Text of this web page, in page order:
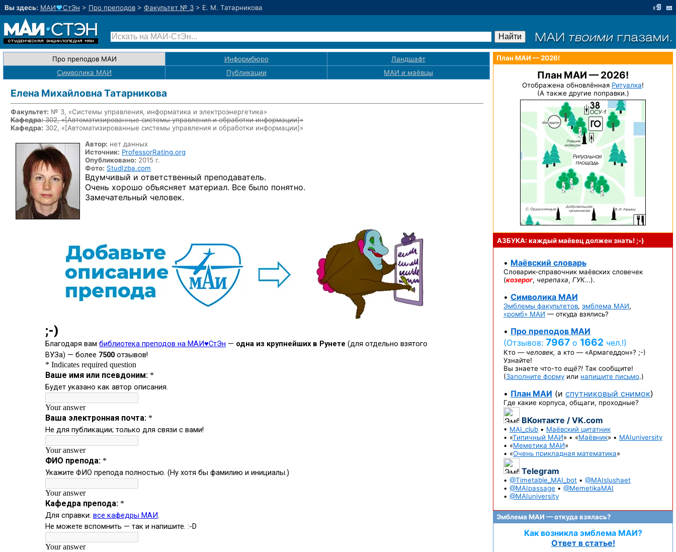
Вы здесь: МАИ♥СтЭн > Про преподов > Факультет № 3 > Е. М. Татарникова
Про преподов МАИ Информбюро
Ландшафт
Символика МАИ
Публикации МАИ и маёвцы
Елена Михайловна Татарникова
Факультет: № 3, «Системы управления, информатика и электроэнергетика»
Кафедра:302, «[Автоматизированные системы управления и обработки информации]»
Кафедра: 302, «[Автоматизированные системы управления и обработки информации]»
Автор: нет данных
Источник: ProfessorRating.org
Опубликовано: 2015 г.
Фото: StudIzba.com
Вдумчивый и ответственный преподаватель.
Очень хорошо объясняет материал. Все было понятно.
Замечательный человек.
План МАИ — 2026!
План МАИ — 2026!
Отображена обновлённая Ритуалка!
(А также другие поправки.)
АЗБУКА: каждый маёвец должензнать! ;-)
• Маёвский словарь
Словарик-справочник маёвских словечек
(козерог, черепаха, ГУК…).
• Символика МАИ
Эмблемы факультетов, эмблема МАИ,
«ромб» МАИ — откуда взялись?
• Про преподов МАИ
(Отзывов: 7967 о 1662 чел.!)
Кто — человек, а кто — «Армагеддон»? ;-)
Узнайте!
Вы знаете что-то ещё?! Так сообщите!
(Заполните форму или напишите письмо.)
• План МАИ (и спутниковый снимок)
Где какие корпуса, общаги, проходные?
ВКонтакте / VK.com
• MAI_club • Маёвский цитатник
• «Типичный МАИ» • «Маёвник» • MAIuniversity
• «Меметика МАИ»
• «Очень прикладная математика»
Telegram
• @Timetable_MAI_bot • @MAIslushaet
• @MAIpassage • @MemetikaMAI
• @MAIuniversity
Эмблема МАИ — откуда взялась?
Как возникла эмблема МАИ?
Ответ в статье!